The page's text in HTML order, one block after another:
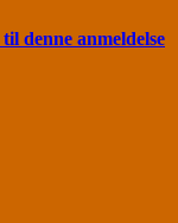
denne anmeldelse